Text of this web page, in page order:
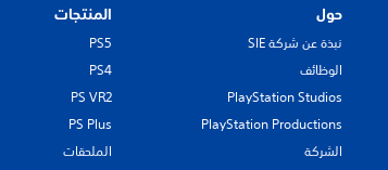
حول
نبذة عن شركة SIE
الوظائف
PlayStation Studios
PlayStation Productions
الشركة
المنتجات
PS5
PS4
PS VR2
PS Plus
الملحقات